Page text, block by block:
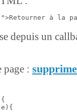
à la
depuis un
: